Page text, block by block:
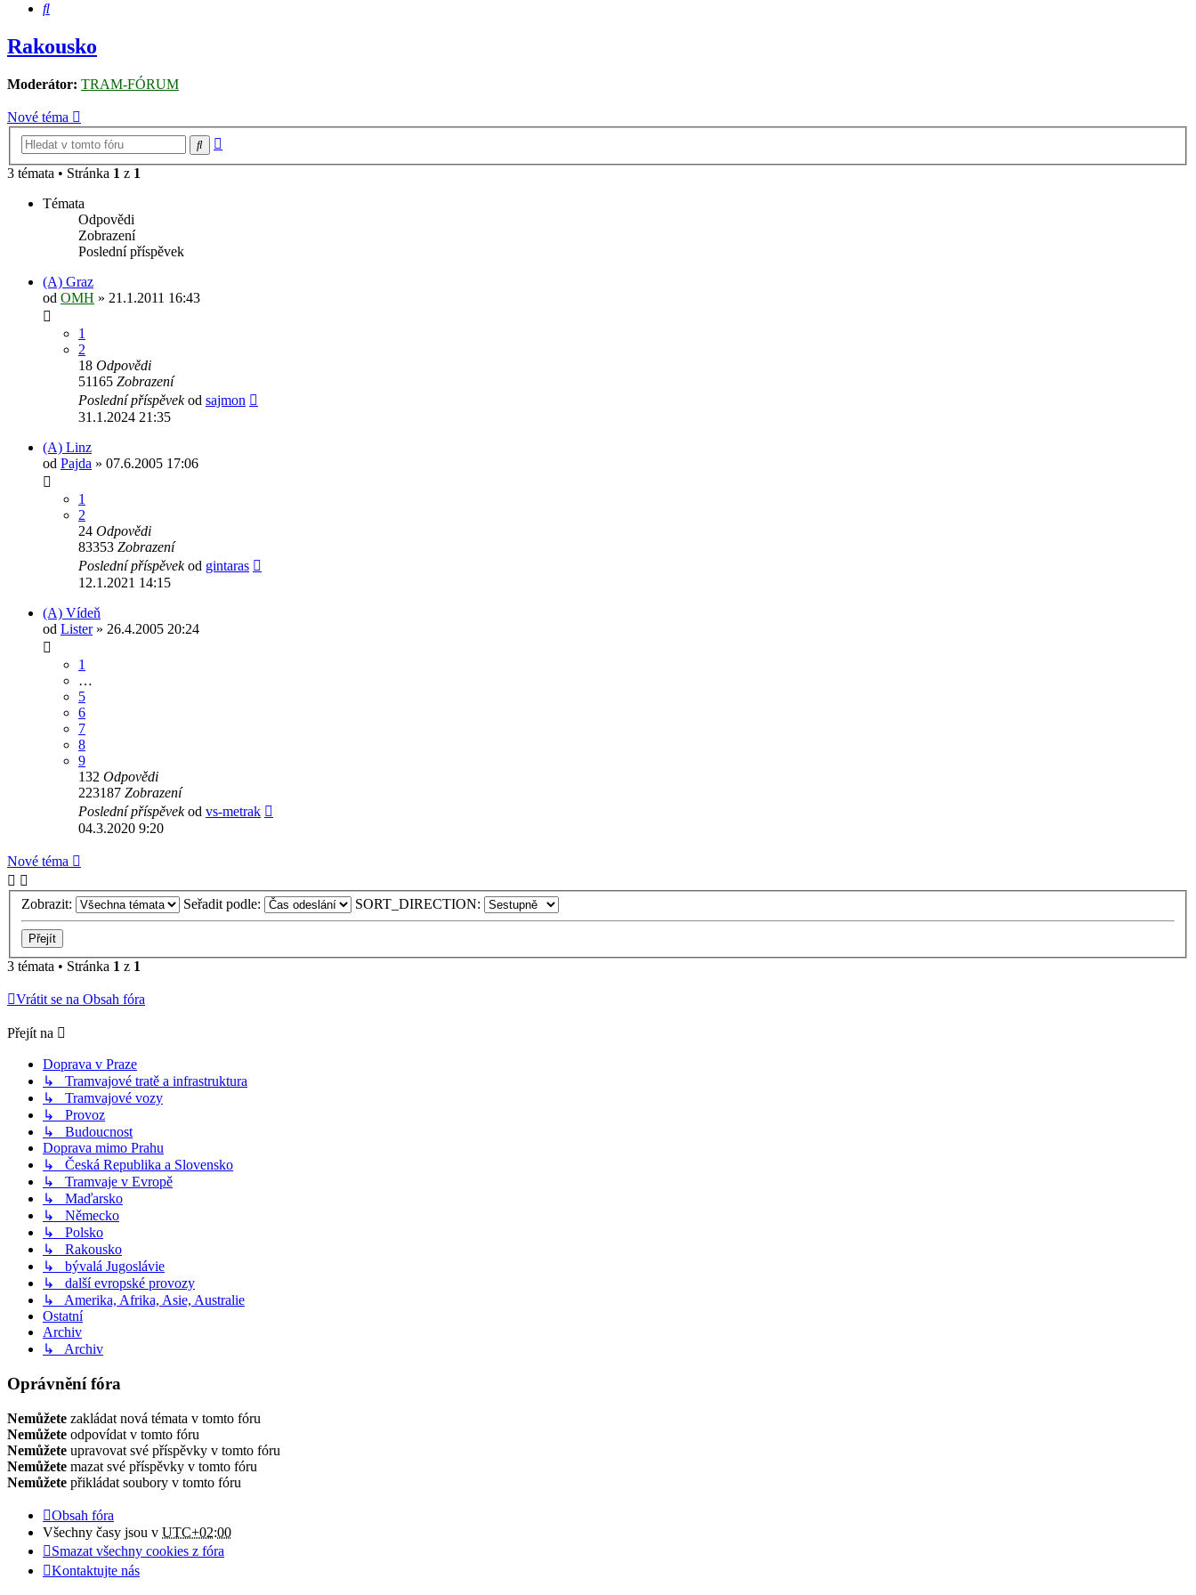
Hledat
Rakousko
Moderátor: TRAM-FÓRUM
Nové téma
Hledat
3 témata • Stránka 1 z 1
Témata
Odpovědi
Zobrazení
Poslední příspěvek
(A) Graz
od OMH » 21.1.2011 16:43
1
2
18 Odpovědi
51165 Zobrazení
Poslední příspěvekod sajmon
31.1.2024 21:35
(A) Linz
od Pajda » 07.6.2005 17:06
1
2
24 Odpovědi
83353 Zobrazení
Poslední příspěvekod gintaras
12.1.2021 14:15
(A) Vídeň
od Lister» 26.4.2005 20:24
1
…
5
6
7
8
9
132 Odpovědi
223187 Zobrazení
Poslední příspěvekod vs-metrak
04.3.2020 9:20
Nové téma
Zobrazit: Seřadit podle: SORT_DIRECTION:
3 témata • Stránka 1 z 1
Vrátit se na Obsah fóra
Přejít na
Doprava v Praze
↳ Tramvajové tratě a infrastruktura
↳ Tramvajové vozy
↳ Provoz
↳ Budoucnost
Doprava mimo Prahu
↳ Česká Republika a Slovensko
↳ Tramvaje v Evropě
↳ Maďarsko
↳ Německo
↳ Polsko
↳ Rakousko
↳ bývalá Jugoslávie
↳ další evropské provozy
↳ Amerika, Afrika, Asie, Australie
Ostatní
Archiv
↳ Archiv
Oprávnění fóra
Nemůžete zakládat nová témata v tomto fóru
Nemůžete odpovídat v tomto fóru
Nemůžete upravovat své příspěvky v tomto fóru
Nemůžete mazat své příspěvky v tomto fóru
Nemůžete přikládat soubory v tomto fóru
Obsah fóra
Všechny časy jsou v UTC+02:00
Smazat všechny cookies z fóra
Kontaktujte nás